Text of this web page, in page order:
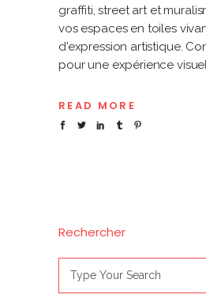
graffiti, street art et
vos espaces en toiles
d'expression artistique.
pour une expérience
READ MORE
Rechercher
for: